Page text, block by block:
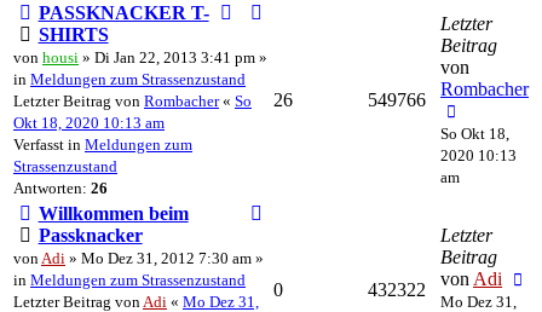
PASSKNACKER T-
SHIRTS
von housi » Di Jan 22, 2013 3:41 pm »
in Meldungen zum Strassenzustand
Letzter Beitrag von Rombacher« So
Okt 18, 2020 10:13 am
Verfasst in Meldungen zum
Strassenzustand
Antworten: 26
26 549766
Letzter
Beitrag
von
Rombacher
So Okt 18,
2020 10:13
am
Willkommen beim
Passknacker
von Adi » Mo Dez 31, 2012 7:30 am »
in Meldungen zum Strassenzustand
Letzter Beitrag von Adi « Mo Dez 31,
0 432322
Letzter
Beitrag
von Adi
Mo Dez 31,